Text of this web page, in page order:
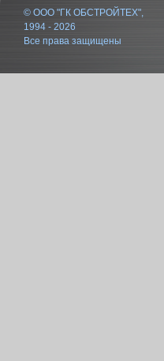
© ООО "ГК ОБСТРОЙТЕХ",
1994 - 2026
Все права защищены